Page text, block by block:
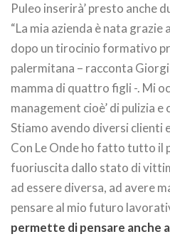
Puleo inserirà’ presto anche
“La mia azienda è nata grazie
dopo un tirocinio formativo
palermitana – racconta
mamma di quattro figli -. Mi
management cioè’ di pulizia
Stiamo avendo diversi clienti
Con Le Onde ho fatto tutto il
fuoriuscita dallo stato di
ad essere diversa, ad avere
pensare al mio futuro
permette di pensare anche